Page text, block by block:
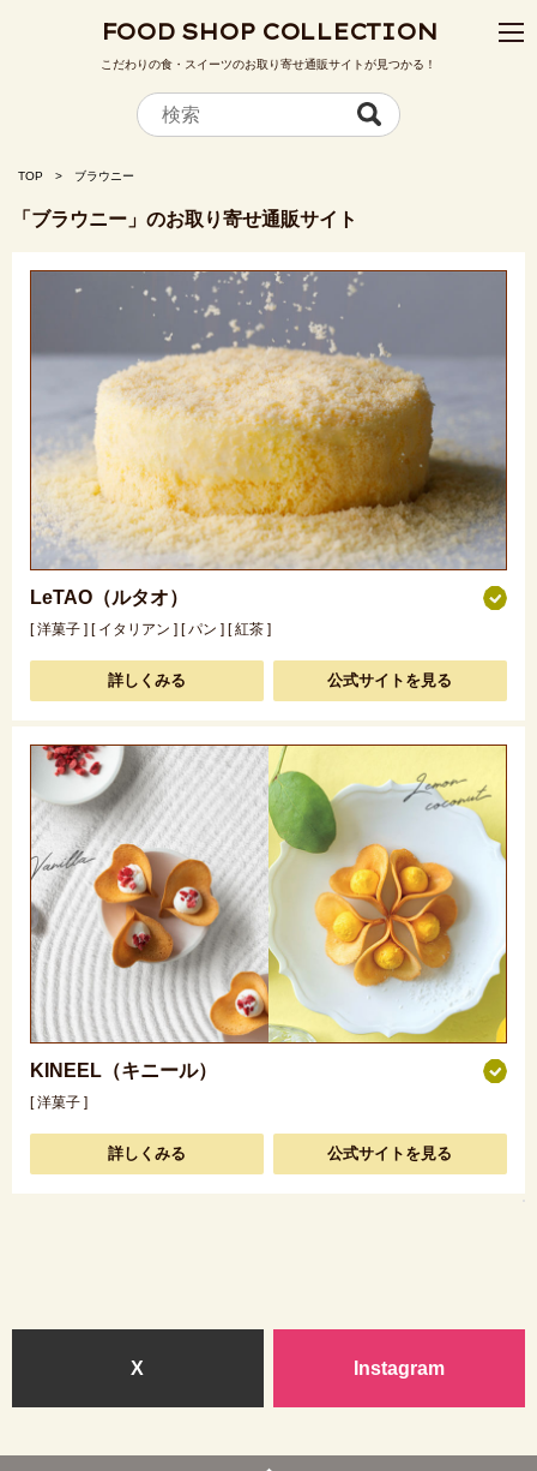
FOOD SHOP COLLECTION
こだわりの食・スイーツのお取り寄せ通販サイトが見つかる！
TOP ブラウニー
「ブラウニー」のお取り寄せ通販サイト
LeTAO（ルタオ）
[ 洋菓子 ] [ イタリアン ] [ パン ] [ 紅茶 ]
詳しくみる 公式サイトを見る
KINEEL（キニール）
[ 洋菓子 ]
詳しくみる 公式サイトを見る
X Instagram